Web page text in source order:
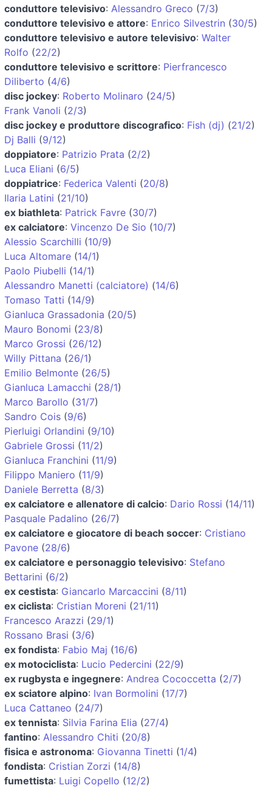
conduttore televisivo: Alessandro Greco (7/3)
conduttore televisivo e attore: Enrico Silvestrin (30/5)
conduttore televisivo e autore televisivo: Walter
Rolfo (22/2)
conduttore televisivo e scrittore: Pierfrancesco
Diliberto (4/6)
disc jockey: Roberto Molinaro (24/5)
Frank Vanoli (2/3)
disc jockey e produttore discografico: Fish (dj) (21/2)
Dj Balli (9/12)
doppiatore: Patrizio Prata (2/2)
Luca Eliani (6/5)
doppiatrice: Federica Valenti (20/8)
Ilaria Latini (21/10)
ex biathleta: Patrick Favre (30/7)
ex calciatore: Vincenzo De Sio (10/7)
Alessio Scarchilli (10/9)
Luca Altomare (14/1)
Paolo Piubelli (14/1)
Alessandro Manetti (calciatore) (14/6)
Tomaso Tatti (14/9)
Gianluca Grassadonia (20/5)
Mauro Bonomi (23/8)
Marco Grossi (26/12)
Willy Pittana (26/1)
Emilio Belmonte (26/5)
Gianluca Lamacchi (28/1)
Marco Barollo (31/7)
Sandro Cois (9/6)
Pierluigi Orlandini (9/10)
Gabriele Grossi (11/2)
Gianluca Franchini (11/9)
Filippo Maniero (11/9)
Daniele Berretta (8/3)
ex calciatore e allenatore di calcio: Dario Rossi (14/11)
Pasquale Padalino (26/7)
ex calciatore e giocatore di beach soccer: Cristiano
Pavone (28/6)
ex calciatore e personaggio televisivo: Stefano
Bettarini (6/2)
ex cestista: Giancarlo Marcaccini (8/11)
ex ciclista: Cristian Moreni (21/11)
Francesco Arazzi (29/1)
Rossano Brasi (3/6)
ex fondista: Fabio Maj (16/6)
ex motociclista: Lucio Pedercini (22/9)
ex rugbysta e ingegnere: Andrea Cococcetta (2/7)
ex sciatore alpino: Ivan Bormolini (17/7)
Luca Cattaneo (24/7)
ex tennista: Silvia Farina Elia (27/4)
fantino: Alessandro Chiti (20/8)
fisica e astronoma: Giovanna Tinetti (1/4)
fondista: Cristian Zorzi (14/8)
fumettista: Luigi Copello (12/2)